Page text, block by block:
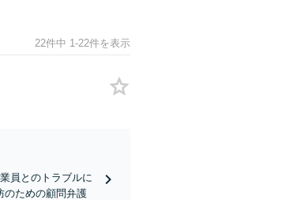
22件中 1-22件を表示
員とのトラブルに
のための顧問弁護